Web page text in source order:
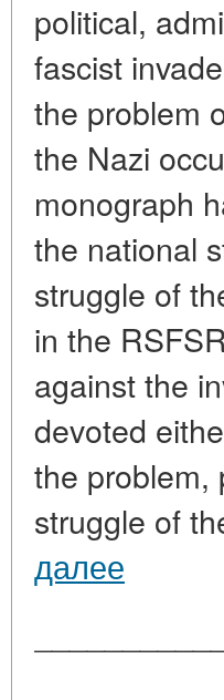
political,
fascist
the problem
the Nazi
monograph
the national
struggle of
in the
against the
devoted
the problem,
struggle of
далее